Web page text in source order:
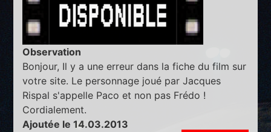
Observation
Bonjour, Il y a une erreur dans la fiche du film sur
votre site. Le personnage joué par Jacques
Rispal s'appelle Paco et non pas Frédo !
Cordialement.
Ajoutée le 14.03.2013